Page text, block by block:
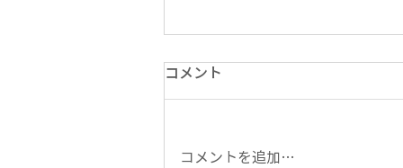
コメント
コメントを追加…